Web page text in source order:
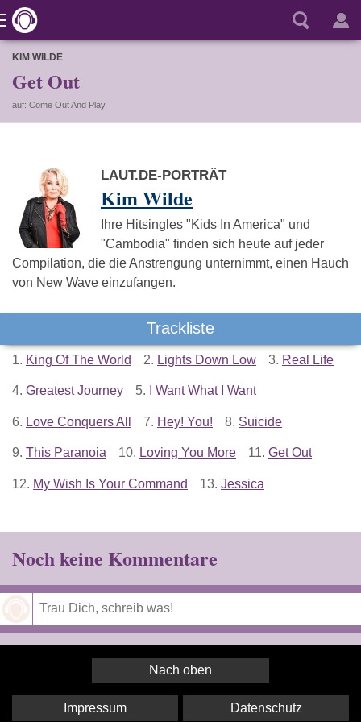
KIM WILDE
Get Out
auf: Come Out And Play
LAUT.DE-PORTRÄT
Kim Wilde
Ihre Hitsingles "Kids In America" und
"Cambodia" finden sich heute auf jeder
Compilation, die die Anstrengung unternimmt, einen Hauch
von New Wave einzufangen.
Trackliste
1. King Of The World 2. Lights Down Low 3. Real Life
4. Greatest Journey 5. I Want What I Want
6. Love Conquers All 7. Hey! You! 8. Suicide
9. This Paranoia 10. Loving You More 11. Get Out
12. My Wish Is Your Command 13. Jessica
Noch keine Kommentare
Nach oben
Impressum Datenschutz